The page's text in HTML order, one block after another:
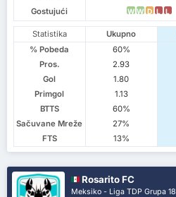
Gostujući W W D L L
Statistika Ukupno
% Pobeda
60%
Pros.
2.93
Gol
1.80
Primgol
1.13
BTTS
60%
Sačuvane Mreže
27%
FTS
13%
Rosarito FC
Meksiko - Liga TDP Grupa 18